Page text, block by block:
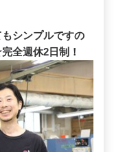
シンプルですの
全週休2日制！